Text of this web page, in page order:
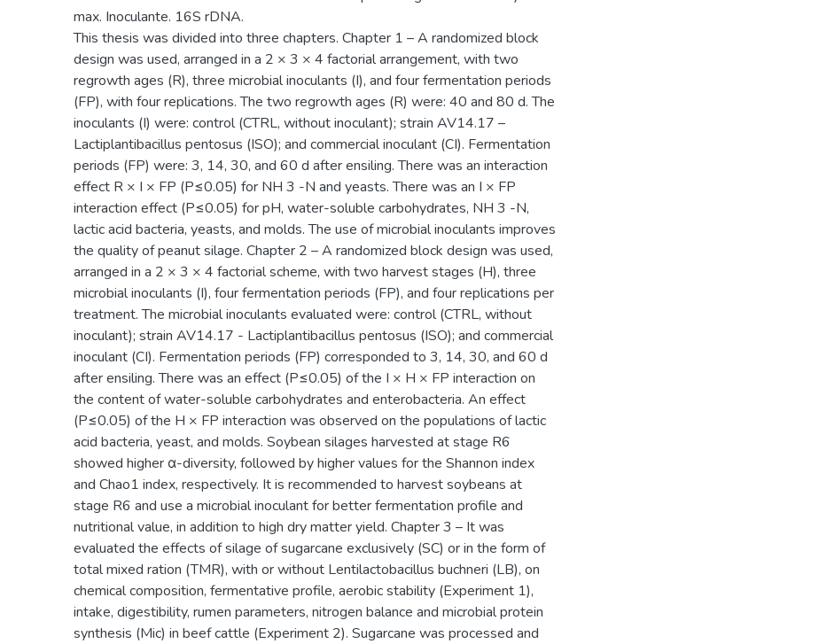
max. Inoculante. 16S rDNA.
This thesis was divided into three chapters. Chapter 1 – A randomized block
design was used, arranged in a 2 × 3 × 4 factorial arrangement, with two
regrowth ages (R), three microbial inoculants (I), and four fermentation periods
(FP), with four replications. The two regrowth ages (R) were: 40 and 80 d. The
inoculants (I) were: control (CTRL, without inoculant); strain AV14.17 –
Lactiplantibacillus pentosus (ISO); and commercial inoculant (CI). Fermentation
periods (FP) were: 3, 14, 30, and 60 d after ensiling. There was an interaction
effect R × I × FP (P≤0.05) for NH 3 -N and yeasts. There was an I × FP
interaction effect (P≤0.05) for pH, water-soluble carbohydrates, NH 3 -N,
lactic acid bacteria, yeasts, and molds. The use of microbial inoculants improves
the quality of peanut silage. Chapter 2 – A randomized block design was used,
arranged in a 2 × 3 × 4 factorial scheme, with two harvest stages (H), three
microbial inoculants (I), four fermentation periods (FP), and four replications per
treatment. The microbial inoculants evaluated were: control (CTRL, without
inoculant); strain AV14.17 - Lactiplantibacillus pentosus (ISO); and commercial
inoculant (CI). Fermentation periods (FP) corresponded to 3, 14, 30, and 60 d
after ensiling. There was an effect (P≤0.05) of the I × H × FP interaction on
the content of water-soluble carbohydrates and enterobacteria. An effect
(P≤0.05) of the H × FP interaction was observed on the populations of lactic
acid bacteria, yeast, and molds. Soybean silages harvested at stage R6
showed higher α-diversity, followed by higher values for the Shannon index
and Chao1 index, respectively. It is recommended to harvest soybeans at
stage R6 and use a microbial inoculant for better fermentation profile and
nutritional value, in addition to high dry matter yield. Chapter 3 – It was
evaluated the effects of silage of sugarcane exclusively (SC) or in the form of
total mixed ration (TMR), with or without Lentilactobacillus buchneri (LB), on
chemical composition, fermentative profile, aerobic stability (Experiment 1),
intake, digestibility, rumen parameters, nitrogen balance and microbial protein
synthesis (Mic) in beef cattle (Experiment 2). Sugarcane was processed and